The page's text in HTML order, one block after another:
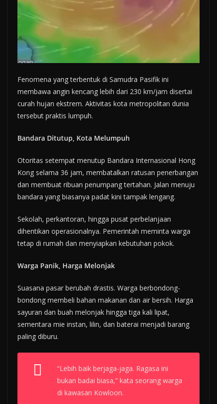
Fenomena yang terbentuk di Samudra Pasifik ini
membawa angin kencang lebih dari 230 km/jam disertai
curah hujan ekstrem. Aktivitas kota metropolitan dunia
tersebut praktis lumpuh.
Bandara Ditutup, Kota Melumpuh
Otoritas setempat menutup Bandara Internasional Hong
Kong selama 36 jam, membatalkan ratusan penerbangan
dan membuat ribuan penumpang tertahan. Jalan menuju
bandara yang biasanya padat kini tampak lengang.
Sekolah, perkantoran, hingga pusat perbelanjaan
dihentikan operasionalnya. Pemerintah meminta warga
tetap di rumah dan menyiapkan kebutuhan pokok.
Warga Panik, Harga Melonjak
Suasana pasar berubah drastis. Warga berbondong-
bondong membeli bahan makanan dan air bersih. Harga
sayuran dan buah melonjak hingga tiga kali lipat,
sementara mie instan, lilin, dan baterai menjadi barang
paling diburu.
“Lebih baik berjaga-jaga. Ragasa ini
bukan badai biasa,” kata seorang warga
di kawasan Kowloon.